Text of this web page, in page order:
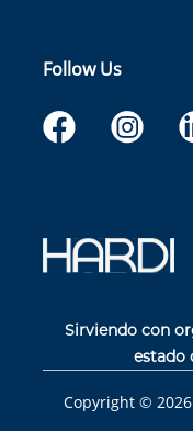
Follow Us
Sirviendo con
estado
Copyright © 2026